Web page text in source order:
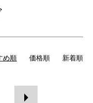
め順 価格順 新着順